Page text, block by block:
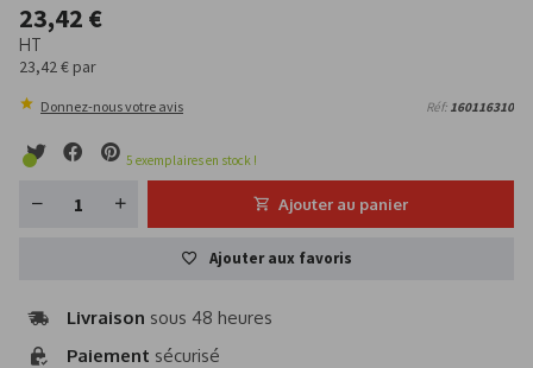
23,42 €
HT
23,42 € par
Donnez-nous votre avis Réf: 160116310
5 exemplaires en stock !
Ajouter au panier
Ajouter aux favoris
Livraison sous 48 heures
Paiement sécurisé